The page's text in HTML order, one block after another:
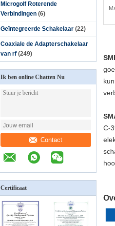
Microgolf Roterende
Verbindingen (6)
Geïntegreerde Schakelaar (22)
Coaxiale de Adapterschakelaar
van rf (249)
Ik ben online Chatten Nu
Contact
Certificaat
C-